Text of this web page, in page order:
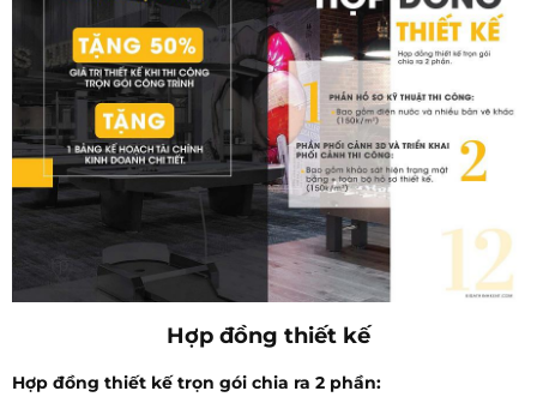
Hợp đồng thiết kế
Hợp đồng thiết kế trọn gói chia ra 2 phần: